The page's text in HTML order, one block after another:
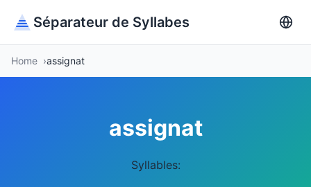
Séparateur de Syllabes
Home assignat
assignat
Syllables: